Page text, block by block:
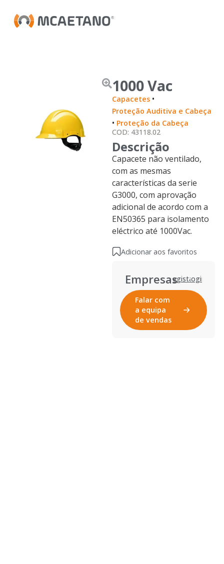
1000 Vac
Capacetes •
Proteção Auditiva e Cabeça
• Proteção da Cabeça
COD: 43118.02
Descrição
Capacete não ventilado,
com as mesmas
características da serie
G3000, com aprovação
adicional de acordo com a
EN50365 para isolamento
eléctrico até 1000Vac.
Adicionar aos favoritos
EmpresasRegistarLogin
Falar com
a equipa
de vendas